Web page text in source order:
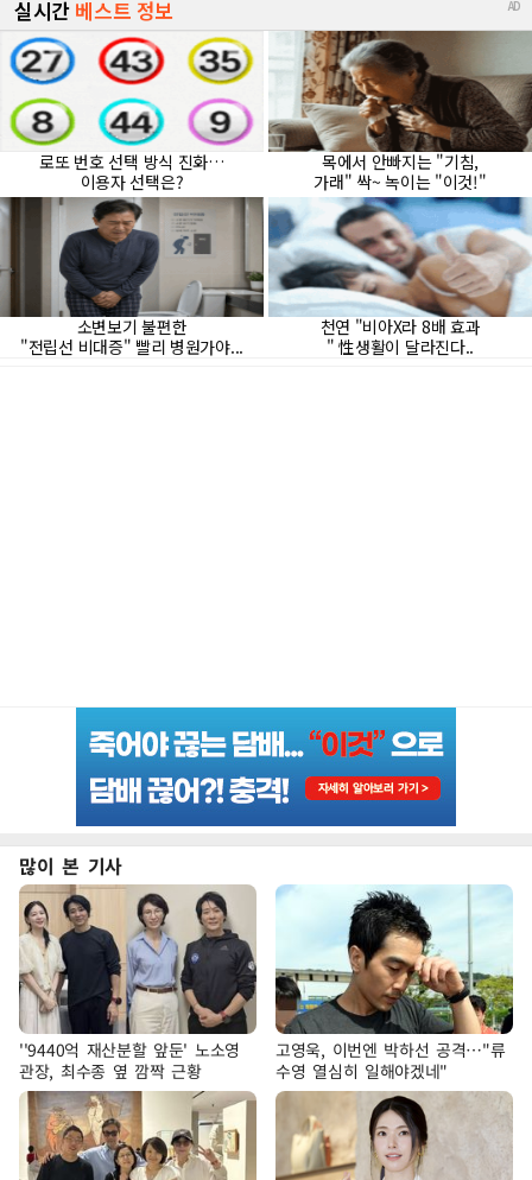
많이 본 기사
''9440억 재산분할 앞둔' 노소영
관장, 최수종 옆 깜짝 근황
고영욱, 이번엔 박하선 공격…"류
수영 열심히 일해야겠네"